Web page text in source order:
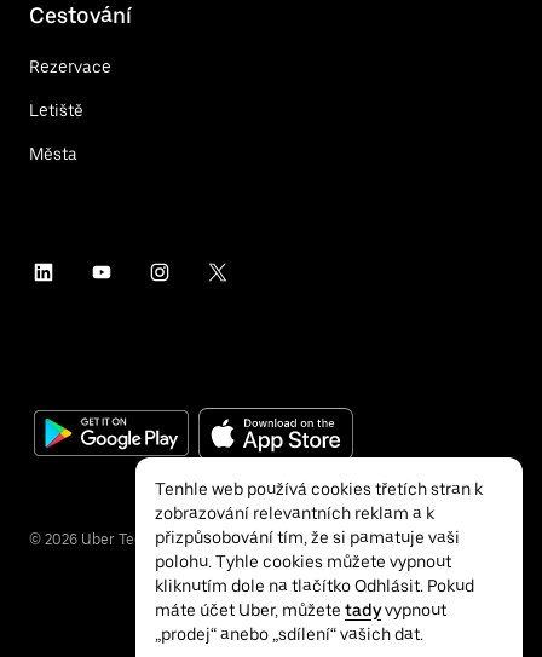
Cestování
Rezervace
Letiště
Města
© 2026 Uber Technologies Inc.
Tenhle web používá cookies třetích stran k
zobrazování relevantních reklam a k
přizpůsobování tím, že si pamatuje vaši
polohu. Tyhle cookies můžete vypnout
kliknutím dole na tlačítko Odhlásit. Pokud
máte účet Uber, můžete tadyvypnout
„prodej“ anebo „sdílení“ vašich dat.